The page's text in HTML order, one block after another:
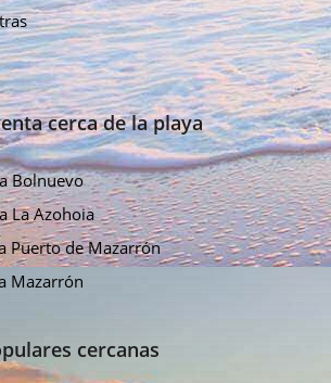
cerca de la playa
Bolnuevo
La Azohoia
Puerto de Mazarrón
Mazarrón
cercanas